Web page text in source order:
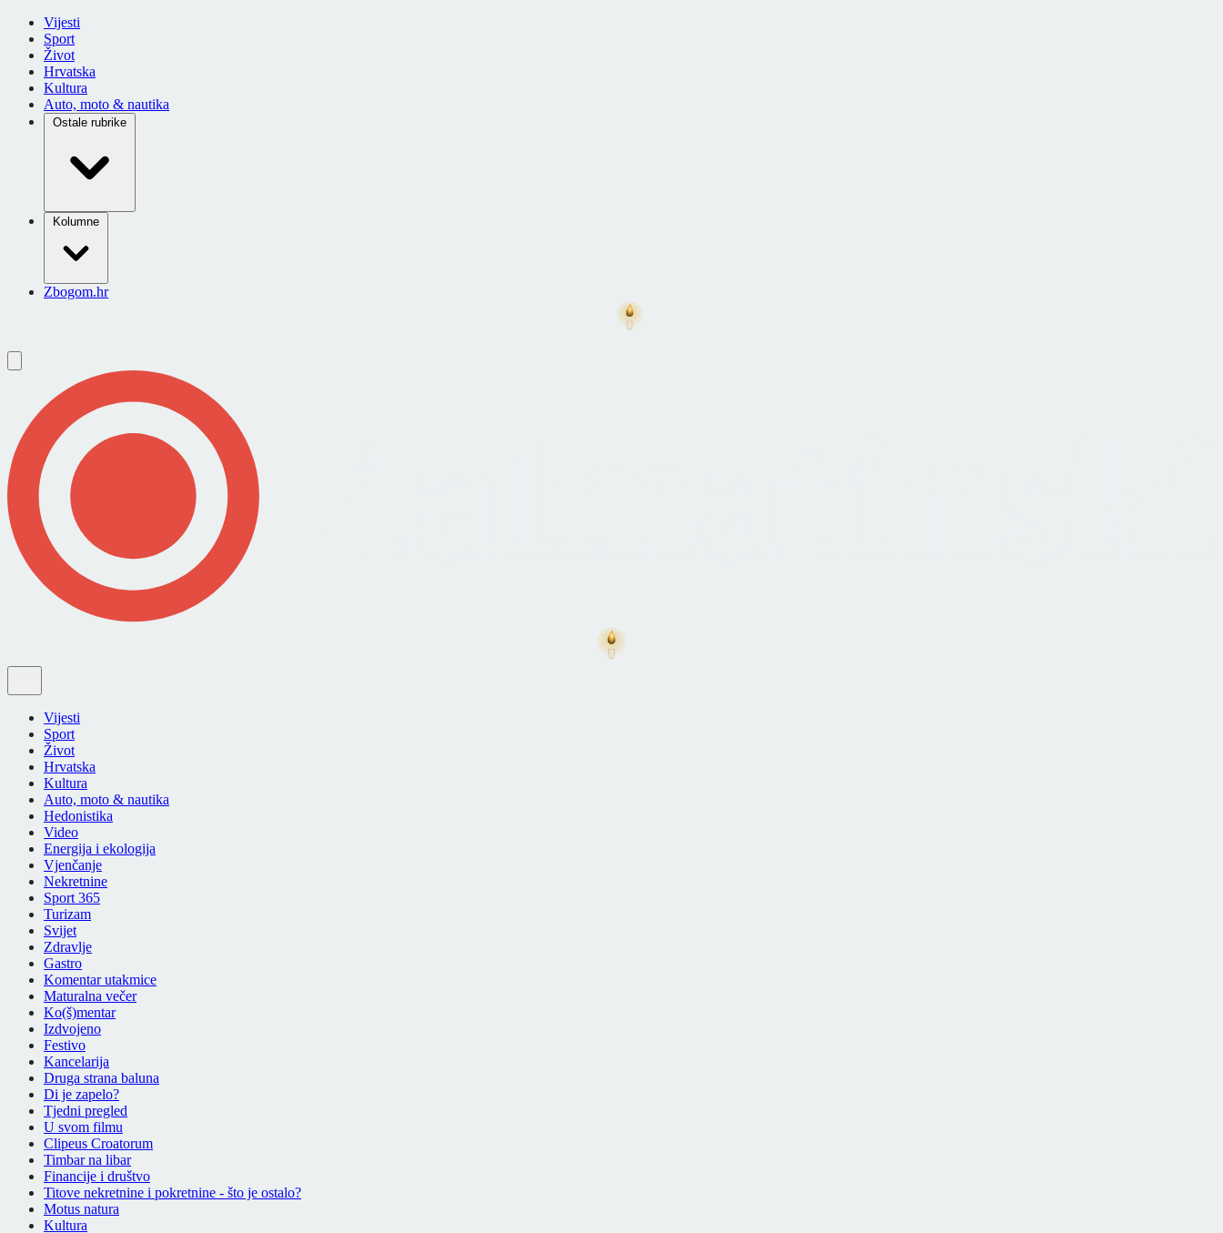
Vijesti
Sport
Život
Hrvatska
Kultura
Auto, moto & nautika
Ostale rubrike
Kolumne
Zbogom.hr
Vijesti
Sport
Život
Hrvatska
Kultura
Auto, moto & nautika
Hedonistika
Video
Energija i ekologija
Vjenčanje
Nekretnine
Sport 365
Turizam
Svijet
Zdravlje
Gastro
Komentar utakmice
Maturalna večer
Ko(š)mentar
Izdvojeno
Festivo
Kancelarija
Druga strana baluna
Di je zapelo?
Tjedni pregled
U svom filmu
Clipeus Croatorum
Timbar na libar
Financije i društvo
Titove nekretnine i pokretnine - što je ostalo?
Motus natura
Kultura